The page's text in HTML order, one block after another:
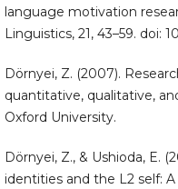
language motivation
Linguistics, 21, 43–59. doi:
Dörnyei, Z. (2007).
quantitative, qualitative,
Oxford University.
Dörnyei, Z., & Ushioda, E.
identities and the L2 self: